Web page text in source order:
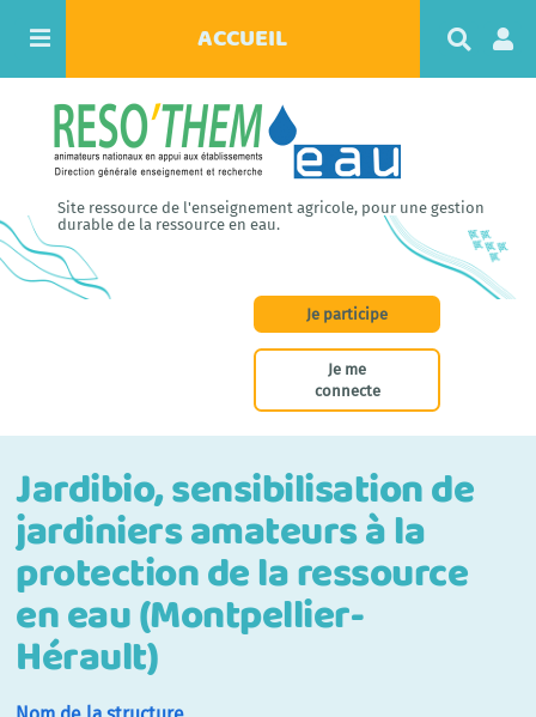
ACCUEIL
c
e
r
Site ressource de l'enseignement agricole, pour une gestion
durable de la ressource en eau.
Je participe
Je me
connecte
Jardibio, sensibilisation de
jardiniers amateurs à la
protection de la ressource
en eau (Montpellier-
Hérault)